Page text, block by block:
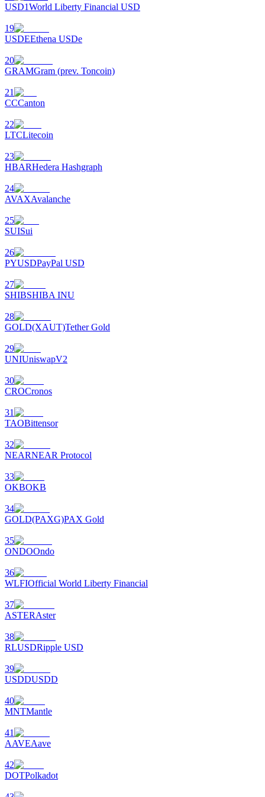
احصل على أرباح طويلة الأجل وفوائد مرنة
تعلم الستاكينغ
Bitrue
AI
قم بدعوة صديق لتحصل على مكافآت نقدية
BTC Welcome Rewards
USD1World Liberty Financial USD
19
USDEEthena USDe
20
GRAMGram (prev. Toncoin)
21
CCCanton
22
LTCLitecoin
23
HBARHedera Hashgraph
24
AVAXAvalanche
25
SUISui
26
PYUSDPayPal USD
27
SHIBSHIBA INU
28
GOLD(XAUT)Tether Gold
29
UNIUniswapV2
30
CROCronos
31
TAOBittensor
32
NEARNEAR Protocol
33
OKBOKB
34
GOLD(PAXG)PAX Gold
35
ONDOOndo
36
WLFIOfficial World Liberty Financial
37
ASTERAster
38
RLUSDRipple USD
39
USDDUSDD
40
MNTMantle
41
AAVEAave
42
DOTPolkadot